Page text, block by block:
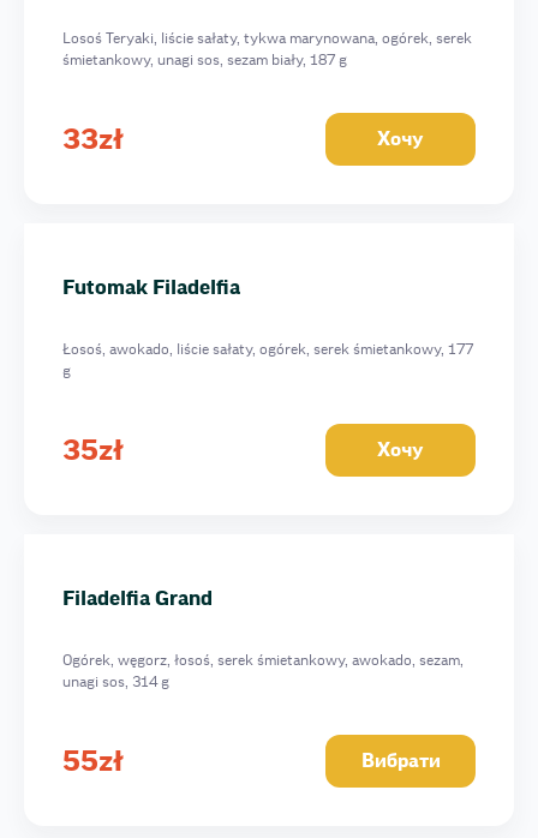
Losoś Teryaki, liście sałaty, tykwa marynowana, ogórek, serek
śmietankowy, unagi sos, sezam biały, 187 g
33zł Хочу
Futomak Filadelfia
Łosoś, awokado, liście sałaty, ogórek, serek śmietankowy, 177
g
35zł Хочу
Filadelfia Grand
Ogórek, węgorz, łosoś, serek śmietankowy, awokado, sezam,
unagi sos, 314 g
55zł Вибрати